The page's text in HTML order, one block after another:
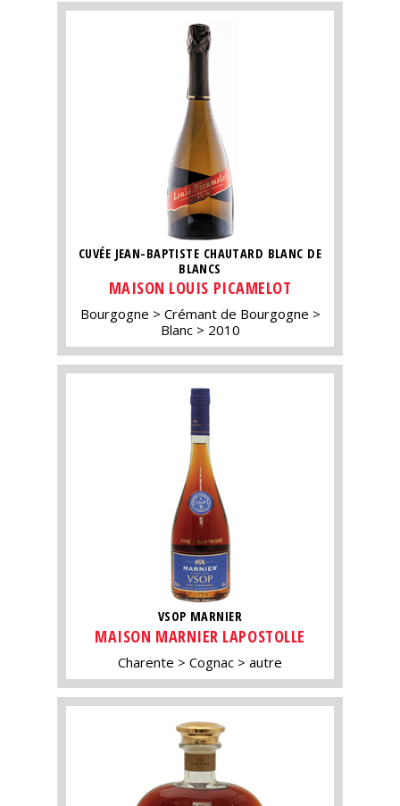
CUVÉE JEAN-BAPTISTE CHAUTARD BLANC DE
BLANCS
MAISON LOUIS PICAMELOT
Bourgogne
Crémant de Bourgogne
Blanc
2010
VSOP MARNIER
MAISON MARNIER LAPOSTOLLE
Charente Cognac autre